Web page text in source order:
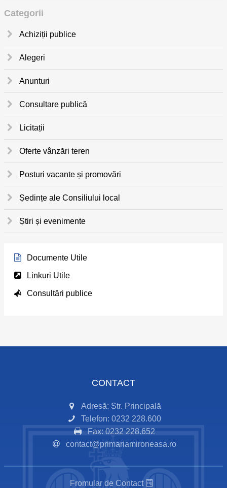
Categorii
Achiziții publice
Alegeri
Anunturi
Consultare publică
Licitații
Oferte vânzări teren
Posturi vacante și promovări
Ședințe ale Consiliului local
Știri și evenimente
Documente Utile
Linkuri Utile
Consultări publice
CONTACT
Adresă: Str. Principală
Telefon: 0232 228.600
Fax: 0232 228.652
contact@primariamironeasa.ro
Fromular de Contact